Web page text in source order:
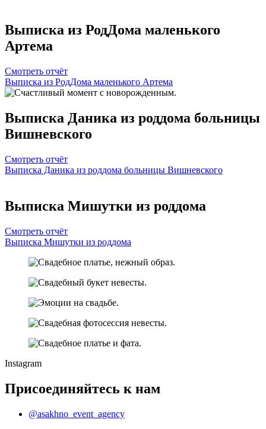
Выписка из РодДома маленького
Артема
Смотреть отчёт
Выписка из РодДома маленького Артема
Выписка Даника из роддома больницы
Вишневского
Смотреть отчёт
Выписка Даника из роддома больницы Вишневского
Выписка Мишутки из роддома
Смотреть отчёт
Выписка Мишутки из роддома
Instagram
Присоединяйтесь к нам
@asakhno_event_agency